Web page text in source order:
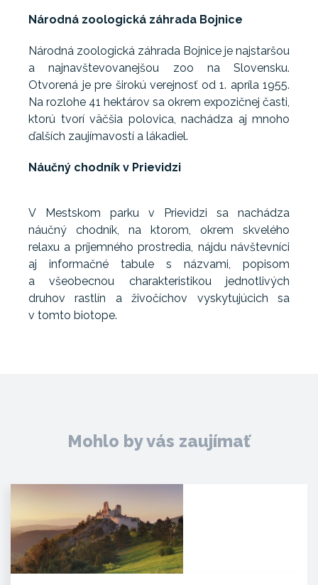
Národná zoologická záhrada Bojnice
Národná zoologická záhrada Bojnice je najstaršou
a najnavštevovanejšou zoo na Slovensku.
Otvorená je pre širokú verejnosť od 1. apríla 1955.
Na rozlohe 41 hektárov sa okrem expozičnej časti,
ktorú tvorí väčšia polovica, nachádza aj mnoho
ďalších zaujímavostí a lákadiel.
Náučný chodník v Prievidzi
V Mestskom parku v Prievidzi sa nachádza
náučný chodník, na ktorom, okrem skvelého
relaxu a príjemného prostredia, nájdu návštevníci
aj informačné tabule s názvami, popisom
a všeobecnou charakteristikou jednotlivých
druhov rastlín a živočíchov vyskytujúcich sa
v tomto biotope.
Mohlo by vás zaujímať